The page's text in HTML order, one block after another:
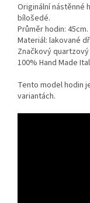
Originální nástěnné
bílošedé.
Průměr hodin: 45cm.
Materiál: lakované
Značkový
100% Hand Made
Tento model hodin
variantách.